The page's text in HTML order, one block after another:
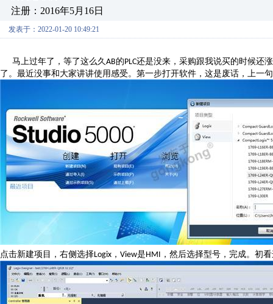
注册：2016年5月16日
发表于：2022-01-20 10:49:21
马上过年了，等了这么久 AB的 PLC还是没来，采购跟我说买的时候还
了。最近没事和大家讲讲使用感受。第一步打开软件，这是废话，上一
点击新建项目，右侧选择Logix ， View是 HMI ，然后选择型号，完成。初